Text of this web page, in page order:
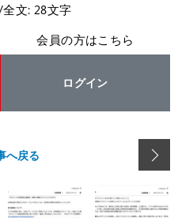
文: 28文字
会員の方はこちら
ログイン
へ戻る